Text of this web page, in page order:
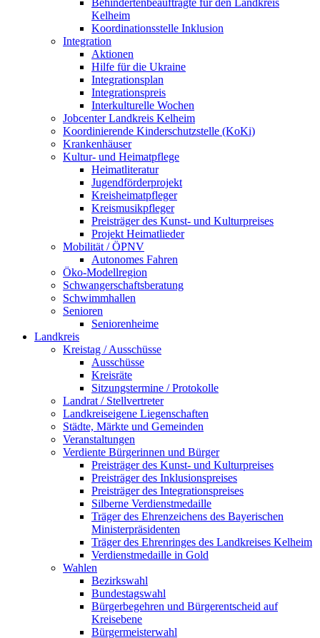
Behindertenbeauftragte für den Landkreis
Kelheim
Koordinationsstelle Inklusion
Integration
Aktionen
Hilfe für die Ukraine
Integrationsplan
Integrationspreis
Interkulturelle Wochen
Jobcenter Landkreis Kelheim
Koordinierende Kinderschutzstelle (KoKi)
Krankenhäuser
Kultur- und Heimatpflege
Heimatliteratur
Jugendförderprojekt
Kreisheimatpfleger
Kreismusikpfleger
Preisträger des Kunst- und Kulturpreises
Projekt Heimatlieder
Mobilität / ÖPNV
Autonomes Fahren
Öko-Modellregion
Schwangerschaftsberatung
Schwimmhallen
Senioren
Seniorenheime
Landkreis
Kreistag / Ausschüsse
Ausschüsse
Kreisräte
Sitzungstermine / Protokolle
Landrat / Stellvertreter
Landkreiseigene Liegenschaften
Städte, Märkte und Gemeinden
Veranstaltungen
Verdiente Bürgerinnen und Bürger
Preisträger des Kunst- und Kulturpreises
Preisträger des Inklusionspreises
Preisträger des Integrationspreises
Silberne Verdienstmedaille
Träger des Ehrenzeichens des Bayerischen
Ministerpräsidenten
Träger des Ehrenringes des Landkreises Kelheim
Verdienstmedaille in Gold
Wahlen
Bezirkswahl
Bundestagswahl
Bürgerbegehren und Bürgerentscheid auf
Kreisebene
Bürgermeisterwahl